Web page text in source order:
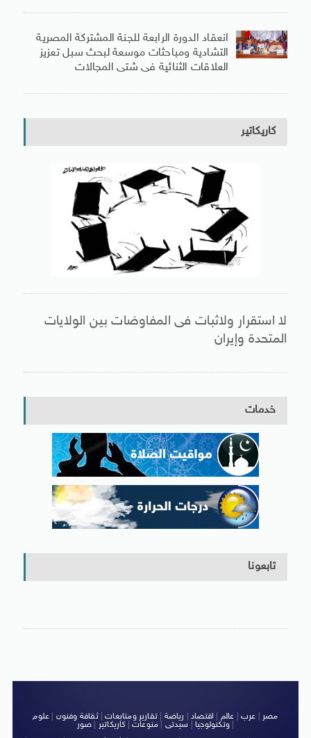
انعقاد الدورة الرابعة للجنة المشتركة المصرية
التشادية ومباحثات موسعة لبحث سبل تعزيز
العلاقات الثنائية فى شتى المجالات
كاريكاتير
لا استقرار ولاثبات فى المفاوضات بين الولايات
المتحدة وإيران
خدمات
تابعونا
مصر عرب عالم اقتصاد رياضة |تقارير ومتابعات|ثقافة وفنون
علوم
وتكنولوجيا| سيدتى منوعات كاريكاتير صور
|